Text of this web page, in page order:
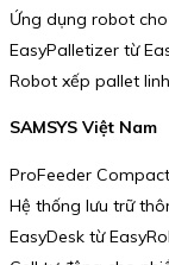
Ứng dụng robot
EasyPalletizer từ
Robot xếp pallet
SAMSYS Việt Nam
ProFeeder
Hệ thống lưu trữ
EasyDesk từ